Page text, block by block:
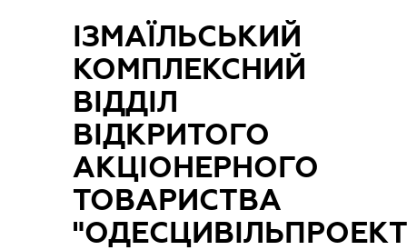
ІЗМАЇЛЬСЬКИЙ
КОМПЛЕКСНИЙ
ВІДДІЛ
ВІДКРИТОГО
АКЦІОНЕРНОГО
ТОВАРИСТВА